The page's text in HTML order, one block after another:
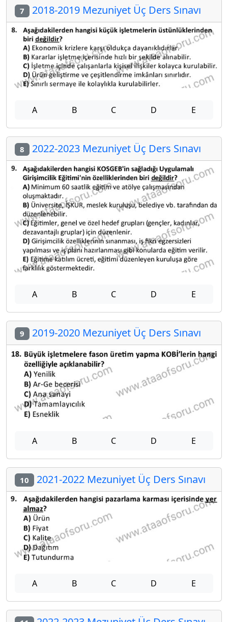
7 2018-2019 Mezuniyet Üç Ders Sınavı
A B C D E
8 2022-2023 Mezuniyet Üç Ders Sınavı
A B C D E
9 2019-2020 Mezuniyet Üç Ders Sınavı
A B C D E
10 2021-2022 Mezuniyet Üç Ders Sınavı
A B C D E